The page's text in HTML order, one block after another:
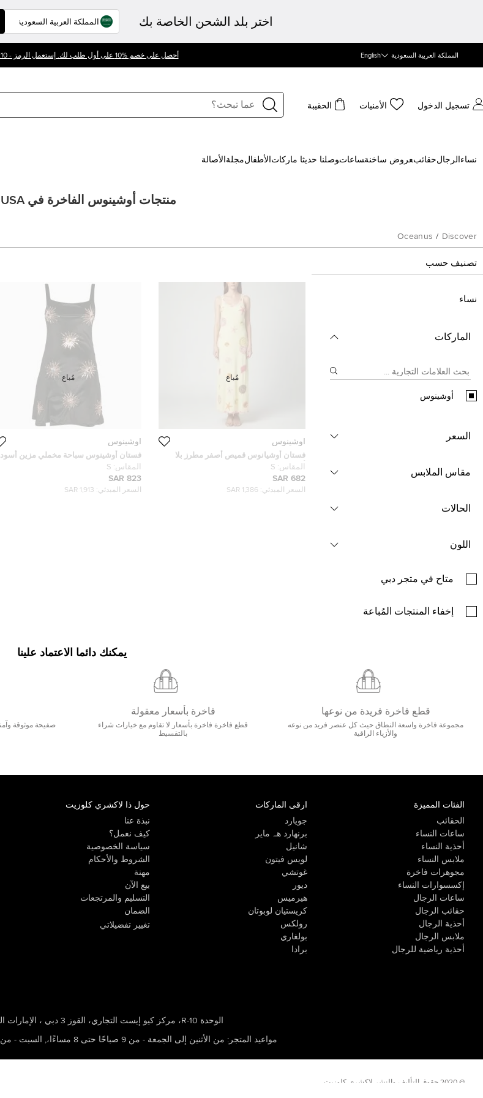
اختر بلد الشحن الخاصة بك
المملكة العربية السعودية English أحصل على خصم %10 على أول طلب لك. إستعمل الرمز - WELCOME10
تسجيل الدخول الأمنيات الحقيبة
نساء الرجالحقائب‍عروض ساخنة‍ساعات‍وصلنا حديثا ‍ ماركات الأطفالمجلة الأصالة
منتجات أوشينوس الفاخرة في USA
Discover
/
Oceanus
تصنيف حسب
نساء
الماركات
أوشينوس
السعر
مقاس الملابس
الحالات
اللون
متاح في متجر دبي
إخفاء المنتجات المُباعة
أوشينوس
فستان أوشيانوس قميص أصفر مطرز بلا
أكمام ماكسي مقاس صغير
المقاس: S
682 SAR
السعر المبدئي: 1,386 SAR
مُباع
أوشينوس
فستان أوشينوس سباحة مخملي مزين أسود
ميني مقاس صغير (سمول)
المقاس: S
823 SAR
السعر المبدئي: 1,913 SAR
مُباع
يمكنك دائما الاعتماد علينا
قطع فاخرة فريدة من نوعها
مجموعة فاخرة واسعة النطاق حيث كل عنصر فريد من نوعه
والأزياء الراقية
فاخرة بأسعار معقولة
قطع فاخرة فاخرة بأسعار لا تقاوم مع خيارات شراء
بالتقسيط
الفئات المميزة
الحقائب
ساعات النساء
أحذية النساء
ملابس النساء
مجوهرات فاخرة
إكسسوارات النساء
ساعات الرجال
حقائب الرجال
أحذية الرجال
ملابس الرجال
أحذية رياضية للرجال
ارقى الماركات
جويارد
برنهارد هـ. ماير
شانيل
لويس فيتون
غوتشي
ديور
هيرميس
كريستيان لوبوتان
رولكس
بولغاري
برادا
حول ذا لاكشري كلوزيت
نبذة عنا
كيف نعمل؟
سياسة الخصوصية
الشروط والأحكام
مهنة
بيع الآن
التسليم والمرتجعات
الضمان
تغيير تفضيلاتي
الوحدة R-10، مركز كيو إيست التجاري، القوز 3 دبي ، الإمارات العربية المتحدة 502626
مواعيد المتجر : من الأثنين إلى الجمعة - من 9 صباحًا حتى 8 مساءًا، , السبت - من 10 صباحًا حتى 8 مساءًا،
@ 2020 حقوق التأليف والنشر لاكشري كلوزيت